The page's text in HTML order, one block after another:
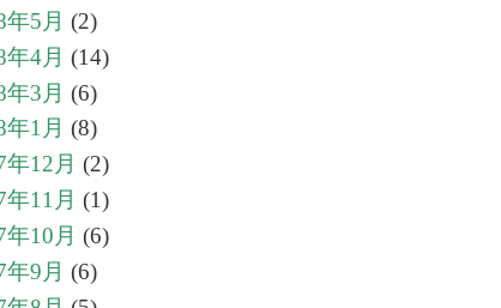
年5月 (2)
年4月 (14)
年3月 (6)
年1月 (8)
年12月 (2)
年11月 (1)
年10月 (6)
年9月 (6)